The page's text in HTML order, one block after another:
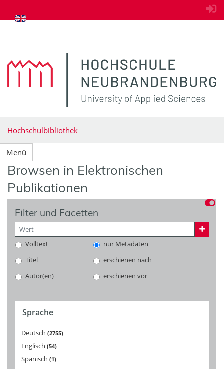
zum Inhalt springen
Hochschulbibliothek
Menü
Browsen in Elektronischen
Publikationen
Filter und Facetten
Volltext
nur Metadaten
Titel
erschienen nach
Autor(en)
erschienen vor
Sprache
Deutsch 2755
Englisch 54
Spanisch 1